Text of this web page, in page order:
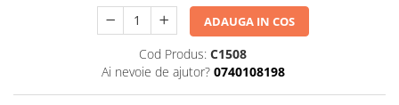
ADAUGA IN COS
Cod Produs: C1508
Ai nevoie de ajutor? 0740108198